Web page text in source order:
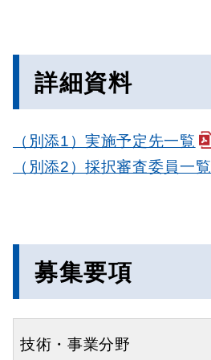
詳細資料
（別添1）実施予定先一覧
（別添2）採択審査委員一覧
募集要項
技術・事業分野